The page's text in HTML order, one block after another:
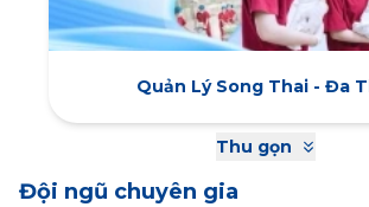
Quản Lý Song Thai - Đa
Thu gọn
Đội ngũ chuyên gia